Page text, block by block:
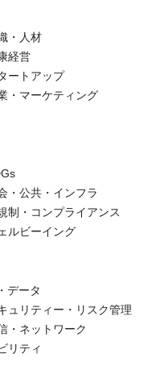
・人材
経営
ートアップ
・マーケティング
・公共・インフラ
制・コンプライアンス
ルビーイング
データ
ュリティー・リスク管理
・ネットワーク
リティ